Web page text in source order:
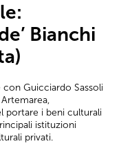
Bianchi
Guicciardo Sassoli
portare i beni culturali
istituzioni
privati.